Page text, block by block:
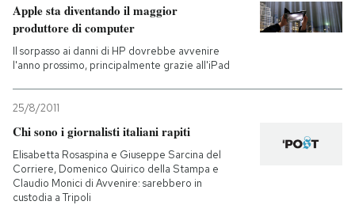
Apple sta diventando il maggior
produttore di computer
Il sorpasso ai danni di HP dovrebbe avvenire
l'anno prossimo, principalmente grazie all'iPad
25/8/2011
Chi sono i giornalisti italiani rapiti
Elisabetta Rosaspina e Giuseppe Sarcina del
Corriere, Domenico Quirico della Stampa e
Claudio Monici di Avvenire: sarebbero in
custodia a Tripoli